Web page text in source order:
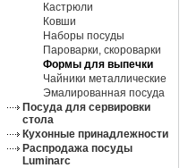
Кастрюли
Ковши
Наборы посуды
Пароварки, скороварки
Формы для выпечки
Чайники металлические
Эмалированная посуда
Посуда для сервировки
стола
Кухонные принадлежности
Распродажа посуды
Luminarc